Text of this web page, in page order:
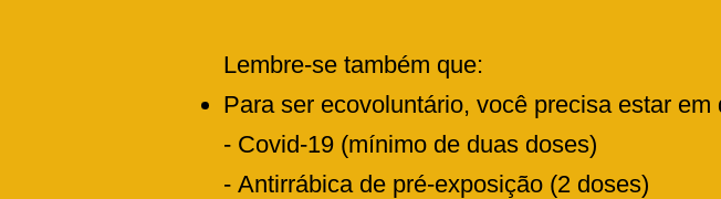
Lembre-se também que:
Para ser ecovoluntário, você precisa estar em
- Covid-19 (mínimo de duas doses)
- Antirrábica de pré-exposição (2 doses)